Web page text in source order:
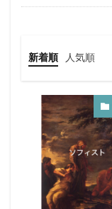
新着順 人気順